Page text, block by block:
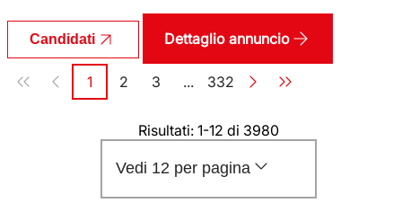
Candidati Dettaglio annuncio
Paginazione
Pagina
1 Pagina
2 Pagina
3 ... Pagina
332
Risultati: 1-12 di 3980
Vedi 12 per pagina